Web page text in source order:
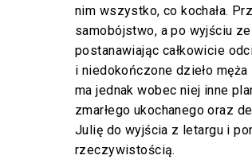
nim wszystko, co kochała.
samobójstwo, a po wyjściu
postanawiając całkowicie
i niedokończone dzieło
ma jednak wobec niej inne
zmarłego ukochanego oraz
Julię do wyjścia z letargu i
rzeczywistością.